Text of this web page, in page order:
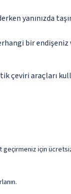
yanınızda
bir endişeniz
çeviri araçları
geçirmeniz için